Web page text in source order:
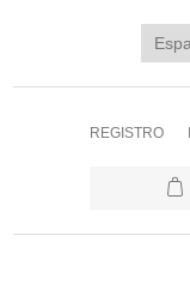
REGISTRO